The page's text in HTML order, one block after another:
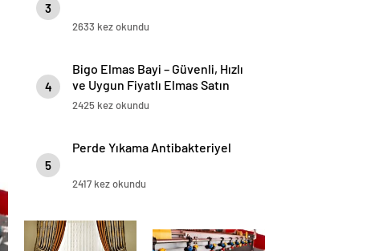
3
2633 kez okundu
4
Bigo Elmas Bayi – Güvenli, Hızlı
ve Uygun Fiyatlı Elmas Satın
Almanın Yeni Adresi
2425 kez okundu
5
Perde Yıkama Antibakteriyel
2417 kez okundu